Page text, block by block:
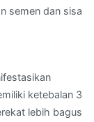
semen dan sisa
ketebalan 3
lebih bagus